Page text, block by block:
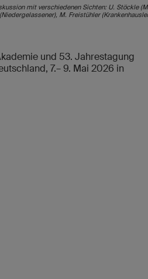
mit verschiedenen Sichten: U. Stöckle
M. Freistühler